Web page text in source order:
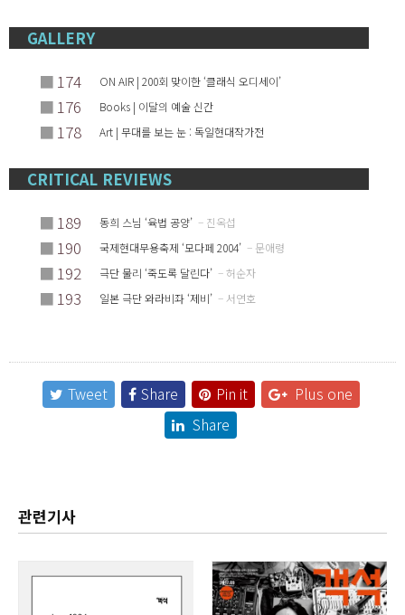
GALLERY
■ 174 ON AIR | 200회 맞이한 ‘클래식 오디세이’
■ 176 Books | 이달의 예술 신간
■ 178 Art | 무대를 보는 눈 : 독일현대작가전
CRITICAL REVIEWS
■ 189 동희 스님 ‘육법 공양’ – 진옥섭
■ 190 국제현대무용축제 ‘모다페 2004’ – 문애령
■ 192 극단 물리 ‘죽도록 달린다’ – 허순자
■ 193 일본 극단 와라비좌 ‘제비’ – 서연호
Tweet Share Pin it
Plus one
Share
관련기사